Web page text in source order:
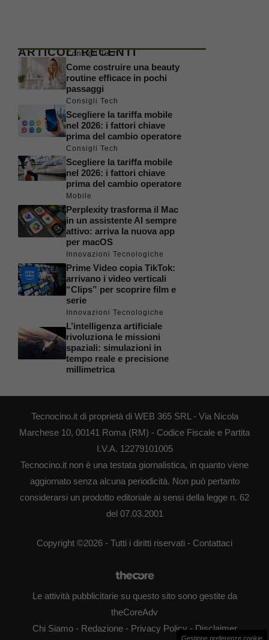
ARTICOLI RECENTI
Consigli Tech
Come costruire una beauty
routine efficace in pochi
passaggi
Consigli Tech
Scegliere la tariffa mobile
nel 2026: i fattori chiave
prima del cambio operatore
Consigli Tech
Scegliere la tariffa mobile
nel 2026: i fattori chiave
prima del cambio operatore
Mobile
Perplexity trasforma il Mac
in un assistente AI sempre
attivo: arriva la nuova app
per macOS
Innovazioni Tecnologiche
Prime Video copia TikTok:
arrivano i video verticali
“Clips” per scoprire film e
serie
Innovazioni Tecnologiche
L’intelligenza artificiale
rivoluziona le missioni
spaziali: simulazioni in
tempo reale e precisione
millimetrica
Tecnocino.it di proprietà di WEB 365 SRL - Via Nicola
Marchese 10, 00141 Roma (RM) - Codice Fiscale e Partita
I.V.A. 12279101005
Tecnocino.it non è una testata giornalistica, in quanto viene
aggiornato senza alcuna periodicità. Non può pertanto
considerarsi un prodotto editoriale ai sensi della legge n. 62
del 07.03.2001
Copyright ©2026 - Tutti i diritti riservati - Contattaci
Le attività pubblicitarie su questo sito sono gestite da
theCoreAdv
Chi Siamo- Redazione- Privacy Policy- Disclaimer
Gestione preferenze cookie